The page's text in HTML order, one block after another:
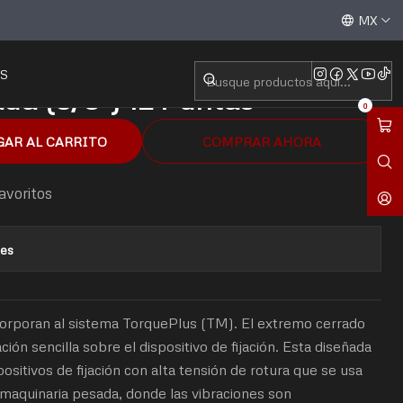
0
Aceptamos todas las tarjetas de crédito / débito y
MX
(3/8") 12 Puntas
AL CARRITO COMPRAR AHORA
al sistema TorquePlus (TM). El extremo cerrado
sencilla sobre el dispositivo de fijación. Esta diseñada
de fijación con alta tensión de rotura que se usa
pesada, donde las vibraciones son